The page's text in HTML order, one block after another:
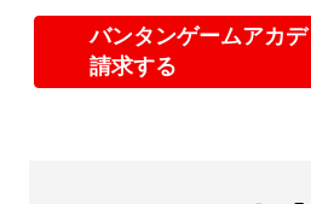
バンタンゲームアカ
請求する